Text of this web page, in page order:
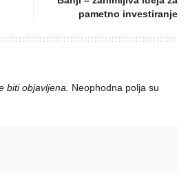
pametno investiranje
biti objavljena. Neophodna polja su